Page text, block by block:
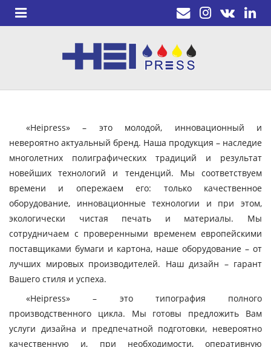
«Heipress» – это молодой, инновационный и
невероятно актуальный бренд. Наша продукция – наследие
многолетних полиграфических традиций и результат
новейших технологий и тенденций. Мы соответствуем
времени и опережаем его: только качественное
оборудование, инновационные технологии и при этом,
экологически чистая печать и материалы. Мы
сотрудничаем с проверенными временем европейскими
поставщиками бумаги и картона, наше оборудование – от
лучших мировых производителей. Наш дизайн – гарант
Вашего стиля и успеха.
«Heipress» – это типография полного
производственного цикла. Мы готовы предложить Вам
услуги дизайна и предпечатной подготовки, невероятно
качественную и, при необходимости, оперативную